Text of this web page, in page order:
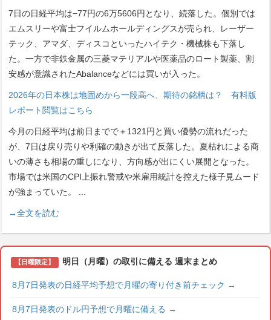
7日の日経平均は−77円の6万5606円となり、続落した。個別では
エムスリーや富士フイルムホールディングスが売られ、レーザー
テック、アマダ、ディスコといったハイテク・機械株も下落し
た。一方で非鉄金属の三菱マテリアルや医薬品のロート製薬、割
安感が意識されたAbalanceなどには買いが入った。
2026年の日本株は地固めから一段高へ、期待の銘柄は？ 有料版
レポート閲覧はこちら
今月の日経平均は前日までで＋1321円と買い優勢の流れだった
が、7日は戻り売りや利確の動きが出て反落した。夏枯れによる商
いの薄さも相場の重しになり、方向感が出にくい展開となった。
市場では米国のCPI上振れ警戒や米雇用統計を控えた様子見ムード
が強まっていた。
...
→全文を読む
【日曜限定】 明日（月曜）の取引に備える 週末まとめ
8月7日発表の日経平均予想で月曜の寄り付き前チェック →
8月7日発表のドル円予想で月曜に備える →